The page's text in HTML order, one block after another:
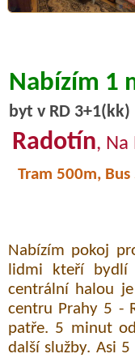
Nabízím 1
byt v RD 3+1(kk)
Radotín, Na
Tram 500m, Bus
Nabízím pokoj
lidmi kteří bydlí
centrální halou
centru Prahy 5 -
patře. 5 minut
další služby. Asi